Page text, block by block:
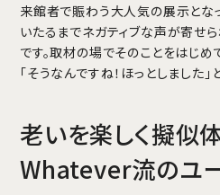
来館者で賑わう大人気の展示とな
いたるまでネガティブな声が寄せ
です。取材の場でそのことをはじめ
「そうなんですね！ほっとしました
老いを楽しく擬似
Whatever流のユ